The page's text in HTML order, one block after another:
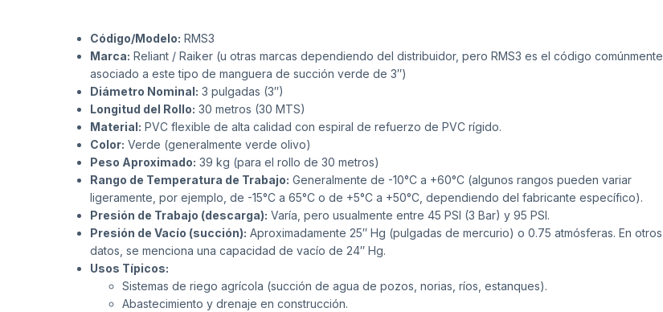
Código/Modelo: RMS3
Marca: Reliant / Raiker (u otras marcas dependiendo del distribuidor, pero RMS3 es el código comúnmente
asociado a este tipo de manguera de succión verde de 3″)
Diámetro Nominal: 3 pulgadas (3″)
Longitud del Rollo: 30 metros (30 MTS)
Material: PVC flexible de alta calidad con espiral de refuerzo de PVC rígido.
Color: Verde (generalmente verde olivo)
Peso Aproximado: 39 kg (para el rollo de 30 metros)
Rango de Temperatura de Trabajo: Generalmente de -10°C a +60°C (algunos rangos pueden variar
ligeramente, por ejemplo, de -15°C a 65°C o de +5°C a +50°C, dependiendo del fabricante específico).
Presión de Trabajo (descarga): Varía, pero usualmente entre 45 PSI (3 Bar) y 95 PSI.
Presión de Vacío (succión): Aproximadamente 25″ Hg (pulgadas de mercurio) o 0.75 atmósferas. En otros
datos, se menciona una capacidad de vacío de 24″ Hg.
Usos Típicos:
Sistemas de riego agrícola (succión de agua de pozos, norias, ríos, estanques).
Abastecimiento y drenaje en construcción.